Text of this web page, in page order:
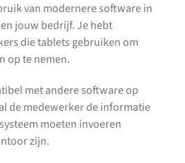
van modernere software in
jouw bedrijf. Je hebt
die tablets gebruiken om
op te nemen.
met andere software op
de medewerker de informatie
moeten invoeren
zijn.